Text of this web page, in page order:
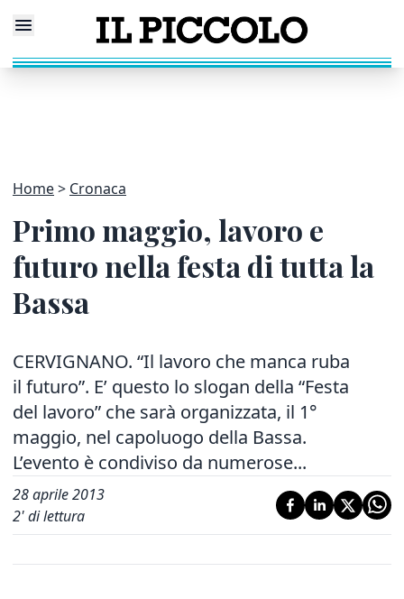
Home Cronaca
Primo maggio, lavoro e
futuro nella festa di tutta la
Bassa
CERVIGNANO. “Il lavoro che manca ruba
il futuro”. E’ questo lo slogan della “Festa
del lavoro” che sarà organizzata, il 1°
maggio, nel capoluogo della Bassa.
L’evento è condiviso da numerose...
28 aprile 2013
2' di lettura